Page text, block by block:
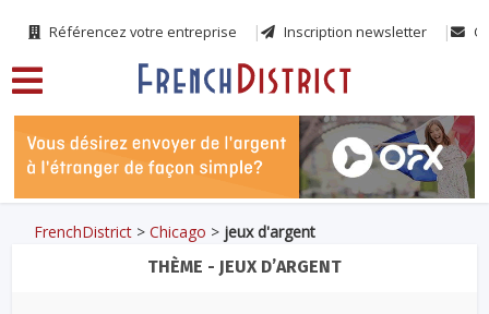
Référencez votre entreprise Inscription newsletter
FrenchDistrict >Chicago > jeux d'argent
THÈME - JEUX D’ARGENT